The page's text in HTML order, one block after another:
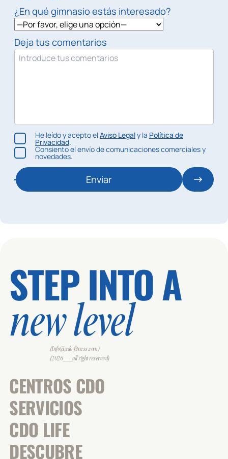
¿En qué gimnasio estás interesado?
Deja tus comentarios
He leído y acepto elAviso Legaly la Política de
Privacidad.
Consiento el envío de comunicaciones comerciales y
novedades.
Enviar
STEP INTO A
new level
(Info@cdo-fitness.com)
(2026___all right reserverd)
CENTROS CDO
SERVICIOS
CDO LIFE
DESCUBRE